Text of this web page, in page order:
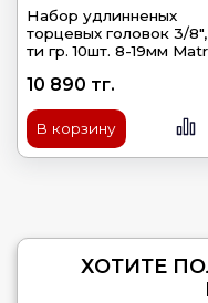
Набор удлинненых
торцевых головок 3/
ти гр. 10шт. 8-19мм
10 890 тг.
В корзину
ХОТИТЕ